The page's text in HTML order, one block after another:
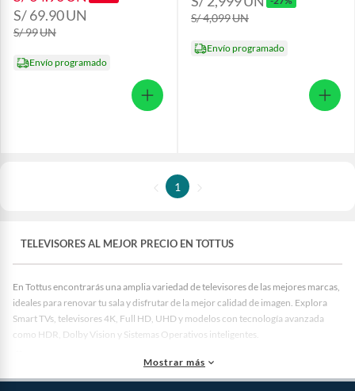
S/ 69.90UN
S/ 99UN
Envío programado
S/ 4,099UN
Envío programado
1
TELEVISORES AL MEJOR PRECIO EN TOTTUS
En Tottus encontrarás una amplia variedad de televisores de las mejores marcas,
ideales para renovar tu sala y disfrutar de la mejor calidad de imagen. Explora
Smart TVs, televisores 4K, Full HD, UHD y modelos con tecnología avanzada
como HDR, Dolby Vision y Sistemas Operativos inteligentes.
🎥 Televisores Smart TV: Conéctate a tus apps favoritas
LosSmart TVste permiten acceder a plataformas como YouTube, Netflix,
Mostrar más